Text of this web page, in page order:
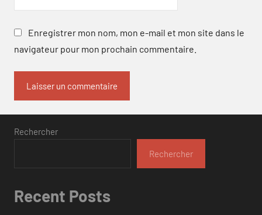
Enregistrer mon nom, mon e-mail et mon site dans le
navigateur pour mon prochain commentaire.
Rechercher
Rechercher
Recent Posts